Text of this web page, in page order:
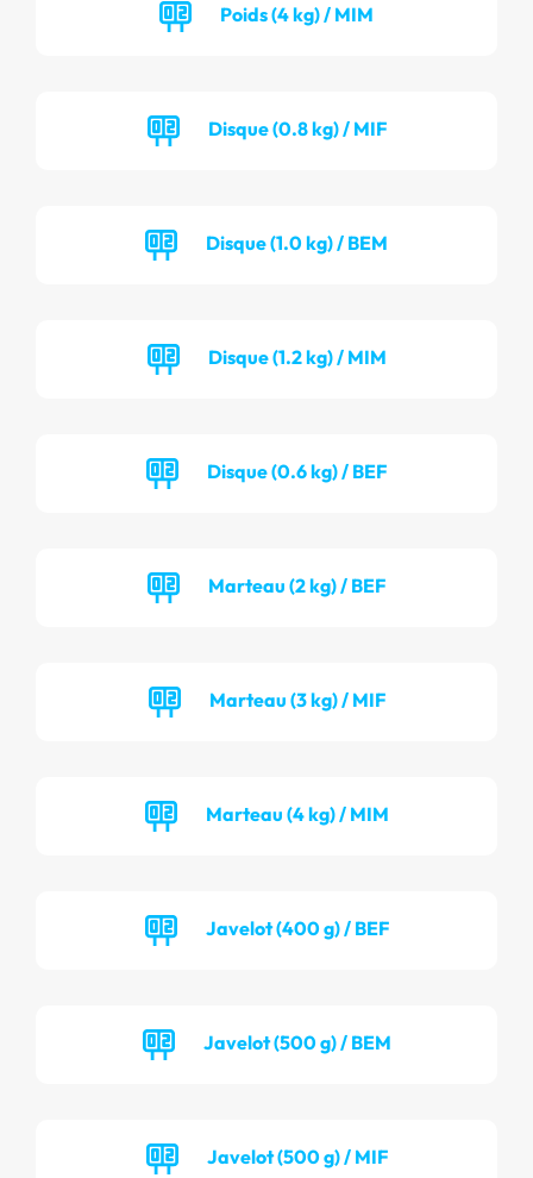
Poids (4 kg) / MIM
Disque (0.8 kg) / MIF
Disque (1.0 kg) / BEM
Disque (1.2 kg) / MIM
Disque (0.6 kg) / BEF
Marteau (2 kg) / BEF
Marteau (3 kg) / MIF
Marteau (4 kg) / MIM
Javelot (400 g) / BEF
Javelot (500 g) / BEM
Javelot (500 g) / MIF